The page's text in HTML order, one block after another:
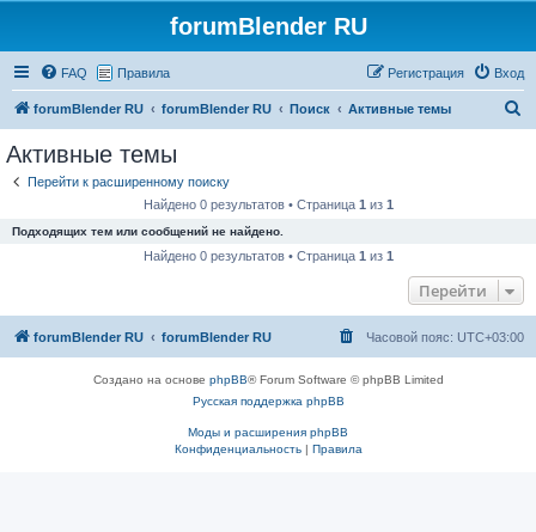
forumBlender RU
FAQ Правила Вход
Регистрация
forumBlender RU forumBlender RU Поиск Активные темы
Активные темы
Перейти к расширенному поиску
Найдено 0 результатов • Страница 1 из 1
Подходящих тем или сообщений не найдено.
Найдено 0 результатов • Страница 1 из 1
Перейти
forumBlender RU forumBlender RU Часовой пояс: UTC+03:00
Создано на основе phpBB® Forum Software © phpBB Limited
Русская поддержка phpBB
Моды и расширения phpBB
Конфиденциальность| Правила